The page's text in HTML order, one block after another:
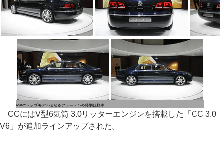
VWのトップモデルとなるフェートンの特別仕様車
CCにはV型6気筒 3.0リッターエンジンを搭載した「CC 3.0
V6」が追加ラインアップされた。